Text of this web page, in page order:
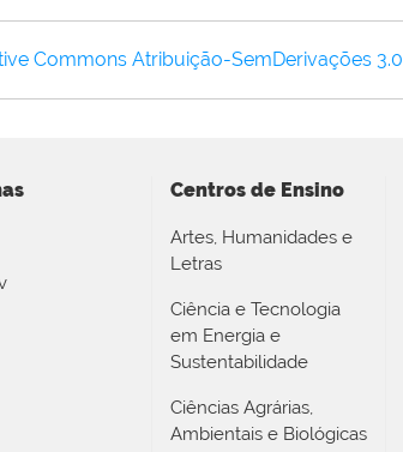
Commons Atribuição-SemDerivações
Centros de Ensino
Artes, Humanidades e
Letras
Ciência e Tecnologia
em Energia e
Sustentabilidade
Ciências Agrárias,
Ambientais e Biológicas